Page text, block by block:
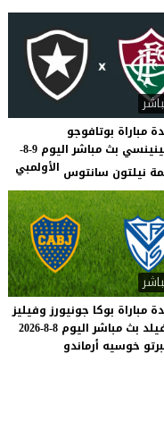
مباراة بوتافوجو
وفلومينينسي بث مباشر اليوم 9-8-
الأولمبي
مباراة بوكا جونيورز وفيليز
بث مباشر اليوم 8-8-2026
خوسيه أرماندو